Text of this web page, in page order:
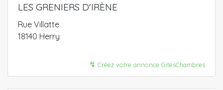
LES GRENIERS D'IRÈNE
Rue Villatte
18140 Herry
↯ Créez votre annonce GitesChambres